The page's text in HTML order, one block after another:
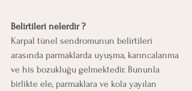
Belirtileri nelerdir ?
Karpal tünel sendromunun belirtileri
arasında parmaklarda uyuşma, karıncalanma
ve his bozukluğu gelmektedir. Bununla
birlikte ele, parmaklara ve kola yayılan